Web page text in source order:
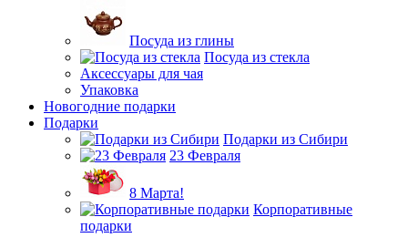
Посуда из глины
Посуда из стекла
Аксессуары для чая
Упаковка
Новогодние подарки
Подарки
Подарки из Сибири
23 Февраля
8 Марта!
Корпоративные
подарки